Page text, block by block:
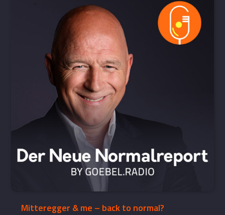
Mitteregger & me – back to normal?